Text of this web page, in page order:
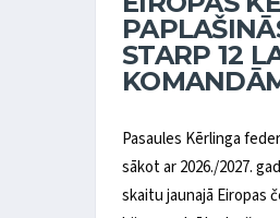
STARP 12
Pasaules Kērlinga
sākot ar 2026./2027.
skaitu jaunajā Eiropas